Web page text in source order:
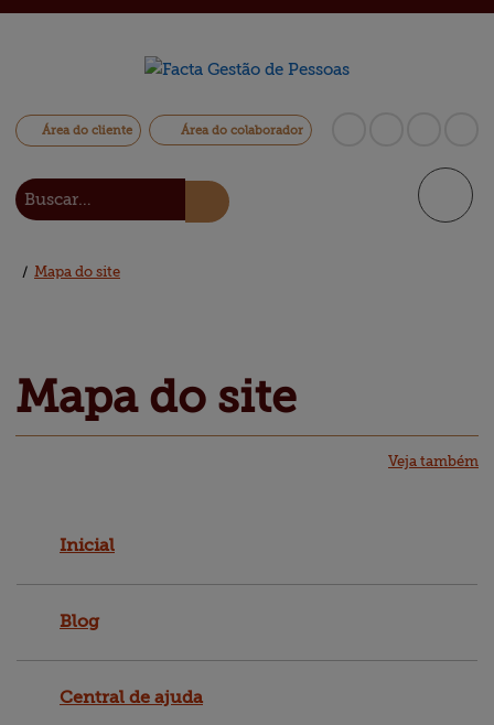
Área do colaborador
Área do cliente
/ Mapa do site
Mapa do site
Veja também
Inicial
Blog
Central de ajuda